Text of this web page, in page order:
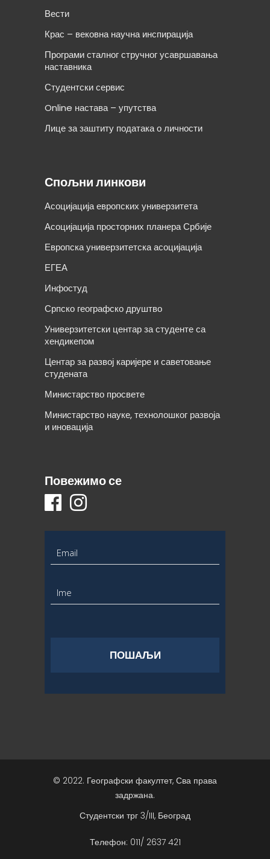
Вести
Крас – вековна научна инспирација
Програми сталног стручног усавршавања
наставника
Студентски сервис
Online настава – упутства
Лице за заштиту података о личности
Спољни линкови
Асоцијација европских универзитета
Асоцијација просторних планера Србије
Европска универзитетска асоцијација
ЕГЕА
Инфостуд
Српско географско друштво
Универзитетски центар за студенте са
хендикепом
Центар за развој каријере и саветовање
студената
Министарство просвете
Министарство науке, технолошког развоја
и иновација
Повежимо се
© 2022. Географски факултет, Сва права
задржана.
Студентски трг 3/III, Београд
Телефон: 011/ 2637 421